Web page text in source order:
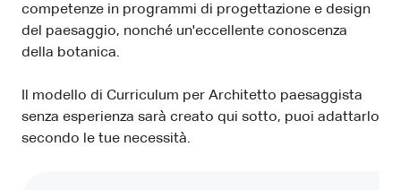
competenze in programmi di progettazione e design
del paesaggio, nonché un'eccellente conoscenza
della botanica.
Il modello di Curriculum per Architetto paesaggista
senza esperienza sarà creato qui sotto, puoi adattarlo
secondo le tue necessità.